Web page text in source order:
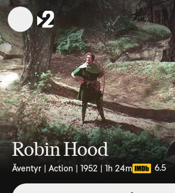
Robin Hood
Äventyr | Action | 1952 | 1h 24m 6.5